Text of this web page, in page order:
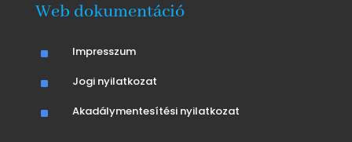
Web dokumentáció
^ Impresszum
^ Jogi nyilatkozat
^ Akadálymentesítési nyilatkozat